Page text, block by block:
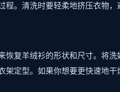
。清洗时要轻柔地挤压衣物，
恢复羊绒衫的形状和尺寸。将
定型。如果你想要更快速地干